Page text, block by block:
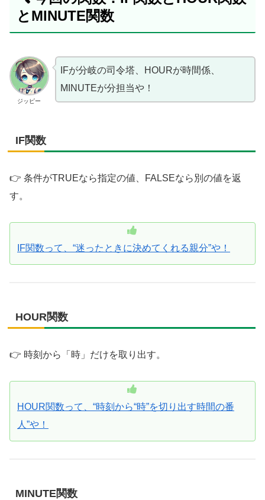
とMINUTE関数
ジッピー
IFが分岐の司令塔、HOURが時間係、
MINUTEが分担当や！
IF関数
👉 条件がTRUEなら指定の値、FALSEなら別の値を返
す。
IF関数って、“迷ったときに決めてくれる親分”や！
HOUR関数
👉 時刻から「時」だけを取り出す。
HOUR関数って、“時刻から“時”を切り出す時間の番
人”や！
MINUTE関数